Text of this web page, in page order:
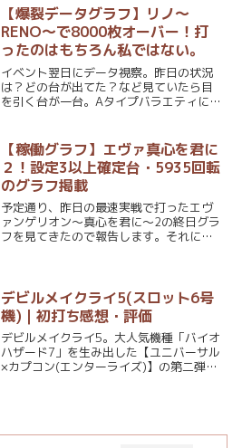
り揃い)が話題となった。通常遊技中のバ
トルボーナス...
【爆裂データグラフ】リノ～
RENO～で8000枚オーバー！打
ったのはもちろん私ではない。
イベント翌日にデータ視察。昨日の状況
は？どの台が出てた？など見ていたら目
を引く台が一台。Aタイプバラエティに設
打ったのはもちろん私ではない。前日の
データを参照総ゲ...
【稼働グラフ】エヴァ真心を君に
２！設定3以上確定台・5935回転
のグラフ掲載
予定通り、昨日の最速実戦で打ったエヴ
ァンゲリオン～真心を君に～2の終日グラ
フを見てきたので報告します。それにし
乙女マスターズに...
デビルメイクライ5(スロット6号
機)｜初打ち感想・評価
デビルメイクライ5。大人気機種「バイオ
ハザード7」を生み出した【ユニバーサル
×カプコン(エンターライズ)】の第二弾機